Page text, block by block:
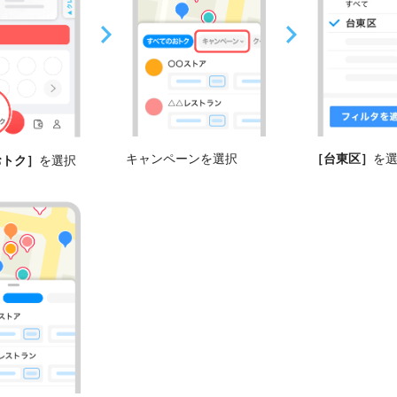
ク］ を選択 キャンペーンを選択 ［台東区］ を